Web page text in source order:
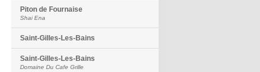
Piton de Fournaise
Shai Ena
Saint-Gilles-Les-Bains
Saint-Gilles-Les-Bains
Domaine Du Cafe Grille